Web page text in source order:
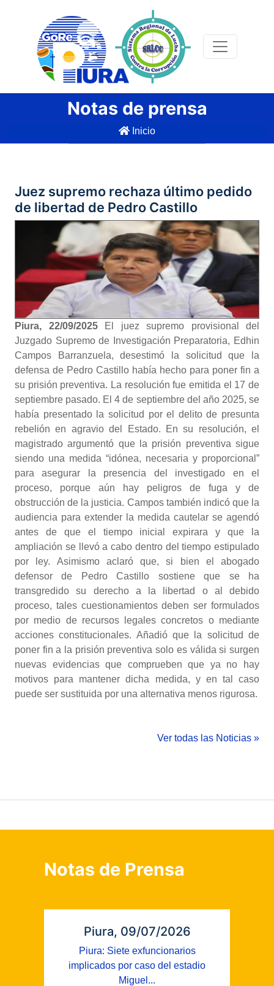
Notas de prensa
Inicio
Juez supremo rechaza último pedido
de libertad de Pedro Castillo
Piura, 22/09/2025
El juez supremo provisional del
Juzgado Supremo de Investigación Preparatoria, Edhin
Campos Barranzuela, desestimó la solicitud que la
defensa de Pedro Castillo había hecho para poner fin a
su prisión preventiva. La resolución fue emitida el 17 de
septiembre pasado. El 4 de septiembre del año 2025, se
había presentado la solicitud por el delito de presunta
rebelión en agravio del Estado. En su resolución, el
magistrado argumentó que la prisión preventiva sigue
siendo una medida “idónea, necesaria y proporcional”
para asegurar la presencia del investigado en el
proceso, porque aún hay peligros de fuga y de
obstrucción de la justicia. Campos también indicó que la
audiencia para extender la medida cautelar se agendó
antes de que el tiempo inicial expirara y que la
ampliación se llevó a cabo dentro del tiempo estipulado
por ley. Asimismo aclaró que, si bien el abogado
defensor de Pedro Castillo sostiene que se ha
transgredido su derecho a la libertad o al debido
proceso, tales cuestionamientos deben ser formulados
por medio de recursos legales concretos o mediante
acciones constitucionales. Añadió que la solicitud de
poner fin a la prisión preventiva solo es válida si surgen
nuevas evidencias que comprueben que ya no hay
motivos para mantener dicha medida, y en tal caso
puede ser sustituida por una alternativa menos rigurosa.
Ver todas las Noticias »
Notas de Prensa
Piura, 09/07/2026
Piura: Siete exfuncionarios
implicados por caso del estadio
Miguel...